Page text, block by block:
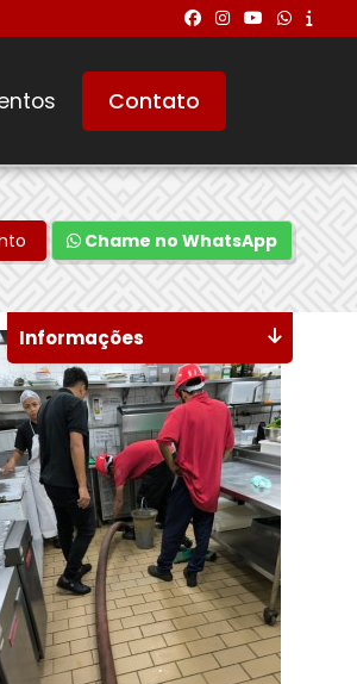
Contato
Chame no WhatsApp
Informações